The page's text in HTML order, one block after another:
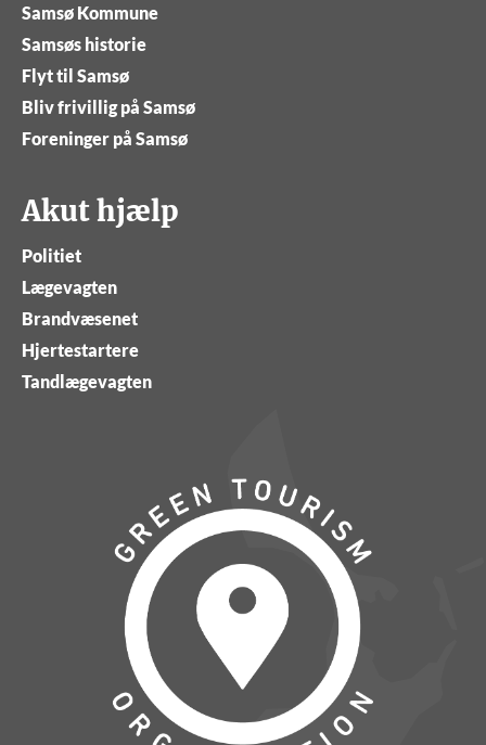
Samsø Kommune
Samsøs historie
Flyt til Samsø
Bliv frivillig på Samsø
Foreninger på Samsø
Akut hjælp
Politiet
Lægevagten
Brandvæsenet
Hjertestartere
Tandlægevagten